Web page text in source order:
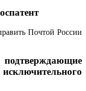
Почтой России